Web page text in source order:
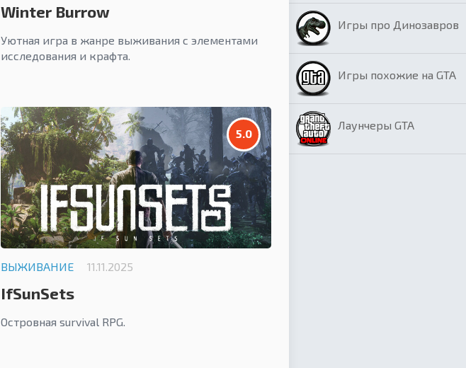
Winter Burrow
Уютная игра в жанре выживания с элементами
исследования и крафта.
5.0
ВЫЖИВАНИЕ 11.11.2025
IfSunSets
Островная survival RPG.
Игры про Динозавров
Игры похожие на GTA
Лаунчеры GTA